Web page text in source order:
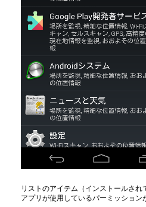
リストのアイテム（インストールされ
アプリが使用しているパーミッショ